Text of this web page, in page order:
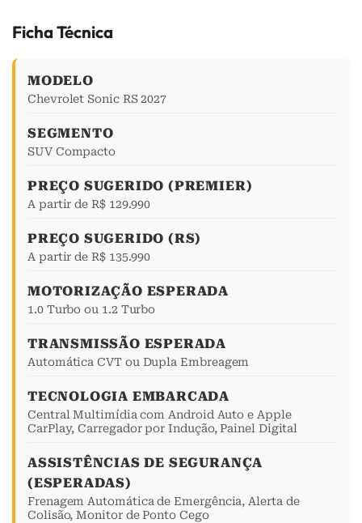
Ficha Técnica
MODELO
Chevrolet Sonic RS 2027
SEGMENTO
SUV Compacto
PREÇO SUGERIDO (PREMIER)
A partir de R$ 129.990
PREÇO SUGERIDO (RS)
A partir de R$ 135.990
MOTORIZAÇÃO ESPERADA
1.0 Turbo ou 1.2 Turbo
TRANSMISSÃO ESPERADA
Automática CVT ou Dupla Embreagem
TECNOLOGIA EMBARCADA
Central Multimídia com Android Auto e Apple
CarPlay, Carregador por Indução, Painel Digital
ASSISTÊNCIAS DE SEGURANÇA
(ESPERADAS)
Frenagem Automática de Emergência, Alerta de
Colisão, Monitor de Ponto Cego